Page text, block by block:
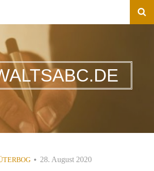
28. August 2020